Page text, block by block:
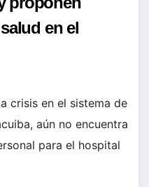
en el
crisis en el sistema de
aún no encuentra
para el hospital